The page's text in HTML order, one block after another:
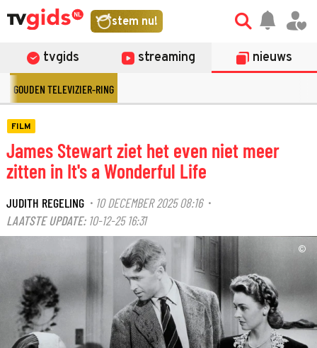
stem nu!
tvgids streaming nieuws
GOUDEN TELEVIZIER-RING
FILM
James Stewart ziet het even niet meer
zitten in It's a Wonderful Life
JUDITH REGELING · 10 DECEMBER 2025 08:16·
LAATSTE UPDATE: 10-12-25 16:31
©